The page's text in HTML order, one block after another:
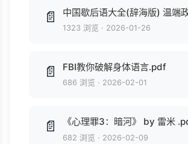
📄 中国歇后语大全(辞海版) 温端
1323 浏览 · 2026-01-26
📄 FBI教你破解身体语言.pdf
686 浏览 · 2026-02-01
📄 《心理罪3：暗河》 by 雷米
682 浏览 · 2026-02-09